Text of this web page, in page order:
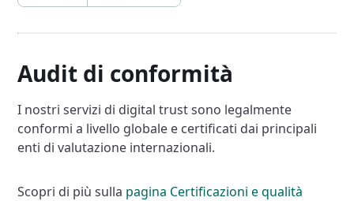
Audit di conformità
I nostri servizi di digital trust sono legalmente
conformi a livello globale e certificati dai principali
enti di valutazione internazionali.
Scopri di più sulla pagina Certificazioni e qualità